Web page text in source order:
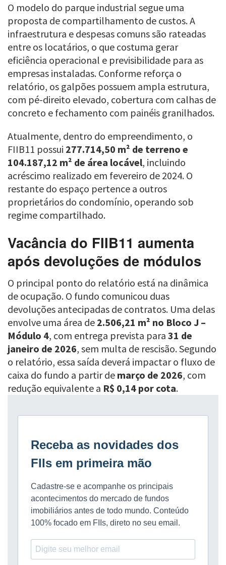
O modelo do parque industrial segue uma
proposta de compartilhamento de custos. A
infraestrutura e despesas comuns são rateadas
entre os locatários, o que costuma gerar
eficiência operacional e previsibilidade para as
empresas instaladas. Conforme reforça o
relatório, os galpões possuem ampla estrutura,
com pé-direito elevado, cobertura com calhas de
concreto e fechamento com painéis granilhados.
Atualmente, dentro do empreendimento, o
FIIB11 possui 277.714,50 m² de terreno e
104.187,12 m² de área locável, incluindo
acréscimo realizado em fevereiro de 2024. O
restante do espaço pertence a outros
proprietários do condomínio, operando sob
regime compartilhado.
Vacância do FIIB11 aumenta
após devoluções de módulos
O principal ponto do relatório está na dinâmica
de ocupação. O fundo comunicou duas
devoluções antecipadas de contratos. Uma delas
envolve uma área de 2.506,21 m² no Bloco J –
Módulo 4, com entrega prevista para 31 de
janeiro de 2026, sem multa de rescisão. Segundo
o relatório, essa saída deverá impactar o fluxo de
caixa do fundo a partir de março de 2026, com
redução equivalente a R$ 0,14 por cota.